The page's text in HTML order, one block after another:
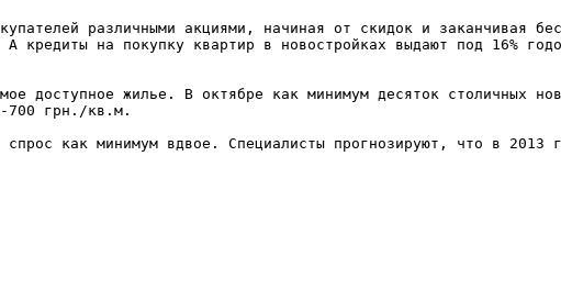
различными акциями, начиная от скидок и заканчивая
кредиты на покупку квартир в новостройках выдают под 16%
доступное жилье. В октябре как минимум десяток столичных
700 грн./кв.м.
как минимум вдвое. Специалисты прогнозируют, что в